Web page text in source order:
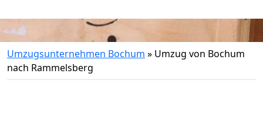
Umzugsunternehmen Bochum » Umzug von Bochum
nach Rammelsberg